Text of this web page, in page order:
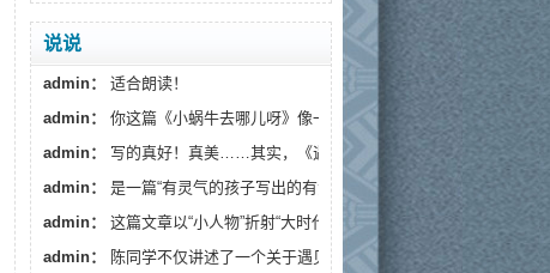
说说
admin：
适合朗读！
admin：
你这篇《小蜗牛去哪儿呀》像一阵温柔的春风，读...
admin：
写的真好！真美……其实，《遇见》藏着一个更深的...
admin：
是一篇“有灵气的孩子写出的有温度的文章”。
admin：
这篇文章以“小人物”折射“大时代”，通过生活化...
admin：
陈同学不仅讲述了一个关于遇见流浪狗的故事...